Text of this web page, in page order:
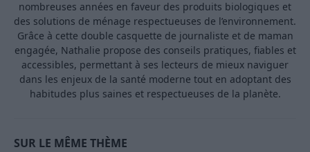
nombreuses années en faveur des produits biologiques et
des solutions de ménage respectueuses de l’environnement.
Grâce à cette double casquette de journaliste et de maman
engagée, Nathalie propose des conseils pratiques, fiables et
accessibles, permettant à ses lecteurs de mieux naviguer
dans les enjeux de la santé moderne tout en adoptant des
habitudes plus saines et respectueuses de la planète.
SUR LE MÊME THÈME